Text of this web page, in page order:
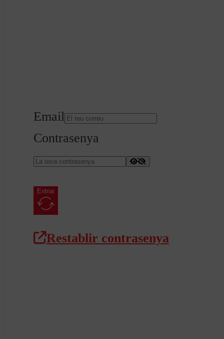
Email
Contrasenya
Entrar
Restablir contrasenya